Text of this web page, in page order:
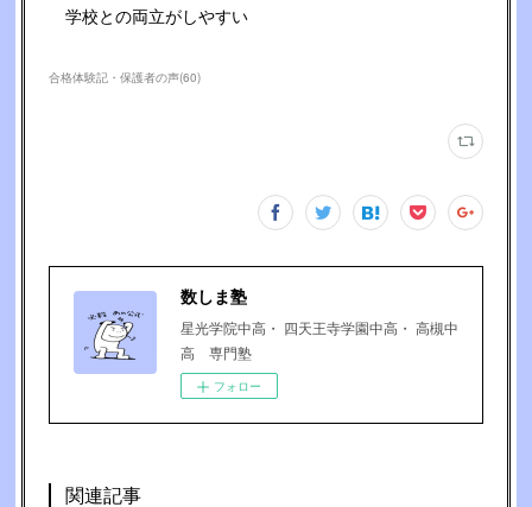
学校との両立がしやすい
合格体験記・保護者の声(60)
数しま塾
星光学院中高・ 四天王寺学園中高・ 高槻中
高 専門塾
フォロー
関連記事